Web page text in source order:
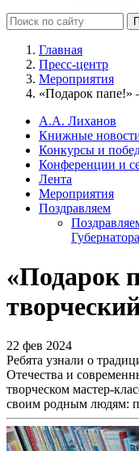
Главная
Пресс-центр
Мероприятия
«Подарок папе!»
А.А. Лиханов
Книжные
Конкурсы и
Конференции и
Лента
Мероприятия
Поздравляем
«Подарок
22 фев 2024
Ребята узнали о
Отечества и
творческом мастер-
своим родным людям: